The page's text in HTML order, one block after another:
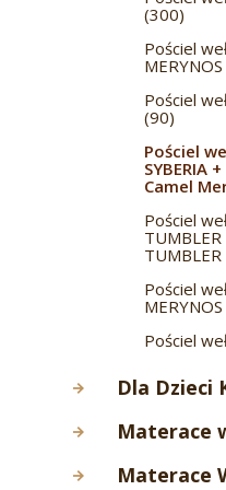
Koce
600g (24)
(18)
Kołdry
SYBERIA
Camel
Kołdry
TUMBLER
Kołdry
CAMEL/
Kołdry
CAMEL/
Kołdry
(21)
SYBERIA
Camel
TUMBLER
TUMBLER
(300)
Pościel
Pościel
(90)
Pościel
SYBERIA
Camel
Pościel
TUMBLER
Pościel
Pościel
Dla Dzieci
Koce dla
Materace
Materace
CIEMNA
Materace